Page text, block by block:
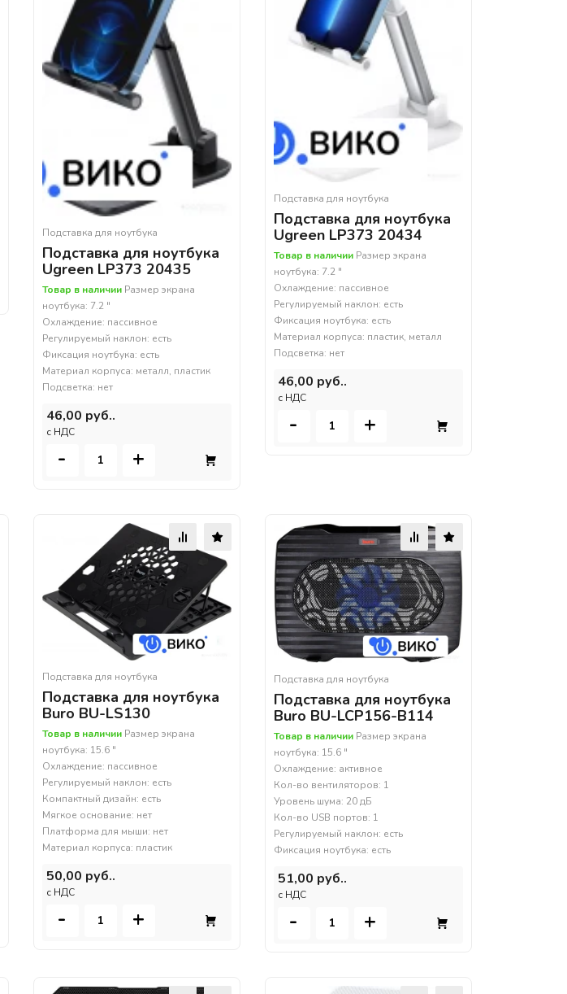
Подставка для ноутбука
Подставка для ноутбука
Ugreen LP373 20435
Товар в наличииРазмер экрана
ноутбука: 7.2 "
Охлаждение: пассивное
Регулируемый наклон: есть
Фиксация ноутбука: есть
Материал корпуса: металл, пластик
Подсветка: нет
46,00 руб..
c НДС
- +
Подставка для ноутбука
Подставка для ноутбука
Ugreen LP373 20434
Товар в наличииРазмер экрана
ноутбука: 7.2 "
Охлаждение: пассивное
Регулируемый наклон: есть
Фиксация ноутбука: есть
Материал корпуса: пластик, металл
Подсветка: нет
46,00 руб..
c НДС
- +
Подставка для ноутбука
Подставка для ноутбука
Buro BU-LS130
Товар в наличииРазмер экрана
ноутбука: 15.6 "
Охлаждение: пассивное
Регулируемый наклон: есть
Компактный дизайн: есть
Мягкое основание: нет
Платформа для мыши: нет
Материал корпуса: пластик
50,00 руб..
c НДС
- +
Подставка для ноутбука
Подставка для ноутбука
Buro BU-LCP156-B114
Товар в наличииРазмер экрана
ноутбука: 15.6 "
Охлаждение: активное
Кол-во вентиляторов: 1
Уровень шума: 20 дБ
Кол-во USB портов: 1
Регулируемый наклон: есть
Фиксация ноутбука: есть
51,00 руб..
c НДС
- +